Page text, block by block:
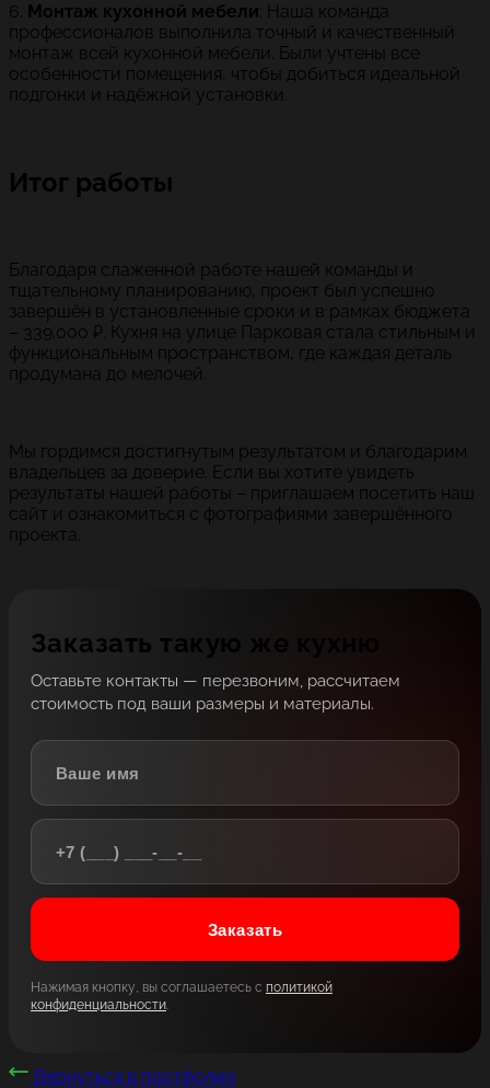
6. Монтаж кухонной мебели: Наша команда
профессионалов выполнила точный и качественный
монтаж всей кухонной мебели. Были учтены все
особенности помещения, чтобы добиться идеальной
подгонки и надёжной установки.
Итог работы
Благодаря слаженной работе нашей команды и
тщательному планированию, проект был успешно
завершён в установленные сроки и в рамках бюджета
– 339.000 ₽. Кухня на улице Парковая стала стильным и
функциональным пространством, где каждая деталь
продумана до мелочей.
Мы гордимся достигнутым результатом и благодарим
владельцев за доверие. Если вы хотите увидеть
результаты нашей работы – приглашаем посетить наш
сайт и ознакомиться с фотографиями завершённого
проекта.
Заказать такую же кухню
Оставьте контакты — перезвоним, рассчитаем
стоимость под ваши размеры и материалы.
Заказать
Нажимая кнопку, вы соглашаетесь с политикой
конфиденциальности.
Вернуться в портфолио